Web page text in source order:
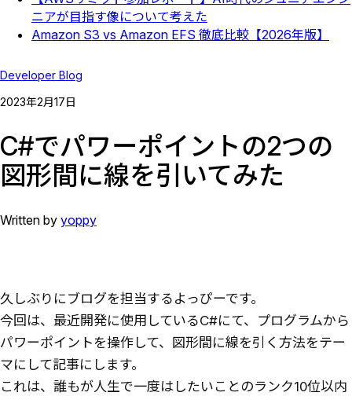
ニアが目指す像について考えた
Amazon S3 vs Amazon EFS 徹底比較【2026年版】
Developer Blog
2023年2月17日
C#でパワーポイントの2つの
図形間に線を引いてみた
Written by yoppy
久しぶりにブログを担当するよっぴーです。
今回は、最近開発に使用しているC#にて、プログラムから
パワーポイントを操作して、図形間に線を引く方法をテー
マにして記事にします。
これは、誰もが人生で一度はしたいことのランク10位以内